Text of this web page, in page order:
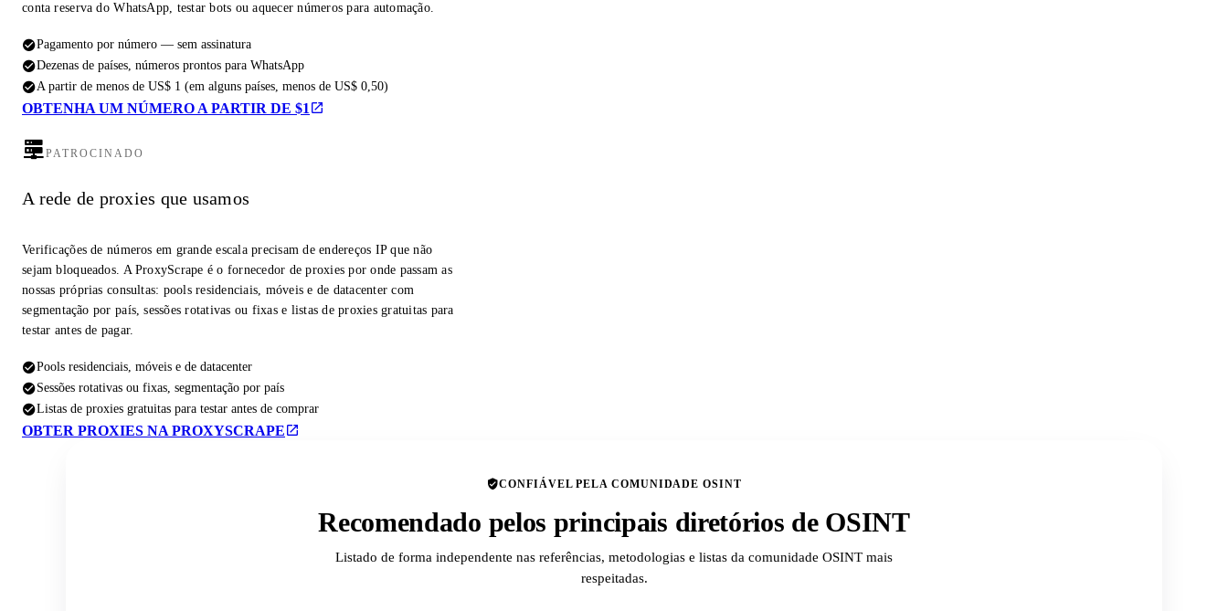
conta reserva do WhatsApp, testar bots ou aquecer números para automação.
Pagamento por número — sem assinatura
Dezenas de países, números prontos para WhatsApp
A partir de menos de US$ 1 (em alguns países, menos de US$ 0,50)
OBTENHA UM NÚMERO A PARTIR DE $1
PATROCINADO
A rede de proxies que usamos
Verificações de números em grande escala precisam de endereços IP que não
sejam bloqueados. A ProxyScrape é o fornecedor de proxies por onde passam as
nossas próprias consultas: pools residenciais, móveis e de datacenter com
segmentação por país, sessões rotativas ou fixas e listas de proxies gratuitas para
testar antes de pagar.
Pools residenciais, móveis e de datacenter
Sessões rotativas ou fixas, segmentação por país
Listas de proxies gratuitas para testar antes de comprar
OBTER PROXIES NA PROXYSCRAPE
CONFIÁVEL PELA COMUNIDADE OSINT
Recomendado pelos principais diretórios de OSINT
Listado de forma independente nas referências, metodologias e listas da comunidade OSINT mais
respeitadas.